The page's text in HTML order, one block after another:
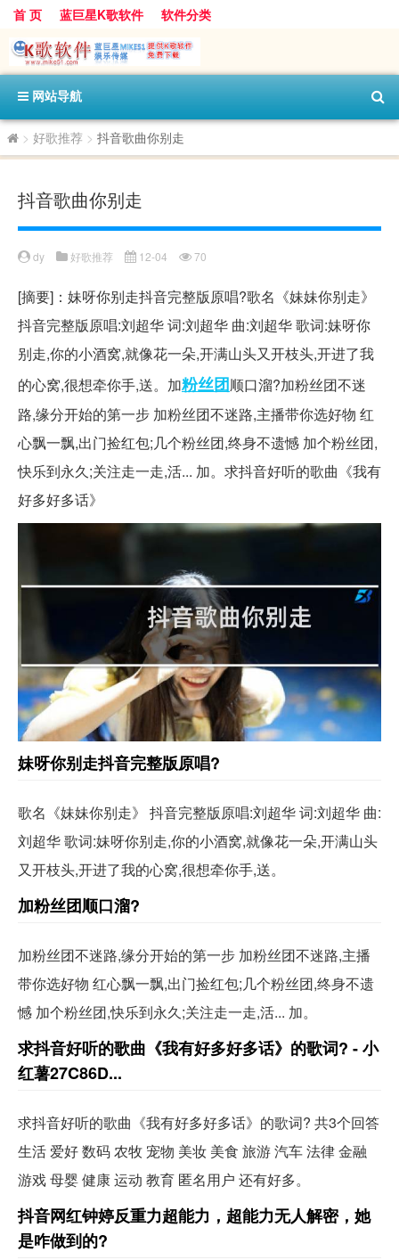
首 页 蓝巨星K歌软件 软件分类
网站导航
> 好歌推荐 > 抖音歌曲你别走
抖音歌曲你别走
dy 好歌推荐 12-04 70
[摘要]：妹呀你别走抖音完整版原唱?歌名《妹妹你别走》
抖音完整版原唱:刘超华 词:刘超华 曲:刘超华 歌词:妹呀你
别走,你的小酒窝,就像花一朵,开满山头又开枝头,开进了我
的心窝,很想牵你手,送。加粉丝团顺口溜?加粉丝团不迷
路,缘分开始的第一步 加粉丝团不迷路,主播带你选好物 红
心飘一飘,出门捡红包;几个粉丝团,终身不遗憾 加个粉丝团,
快乐到永久;关注走一走,活... 加。求抖音好听的歌曲《我有
好多好多话》
妹呀你别走抖音完整版原唱?
歌名《妹妹你别走》 抖音完整版原唱:刘超华 词:刘超华 曲:
刘超华 歌词:妹呀你别走,你的小酒窝,就像花一朵,开满山头
又开枝头,开进了我的心窝,很想牵你手,送。
加粉丝团顺口溜?
加粉丝团不迷路,缘分开始的第一步 加粉丝团不迷路,主播
带你选好物 红心飘一飘,出门捡红包;几个粉丝团,终身不遗
憾 加个粉丝团,快乐到永久;关注走一走,活... 加。
求抖音好听的歌曲《我有好多好多话》的歌词? - 小
红薯27C86D...
求抖音好听的歌曲《我有好多好多话》的歌词? 共3个回答
生活 爱好 数码 农牧 宠物 美妆 美食 旅游 汽车 法律 金融
游戏 母婴 健康 运动 教育 匿名用户 还有好多。
抖音网红钟婷反重力超能力，超能力无人解密，她
是咋做到的?